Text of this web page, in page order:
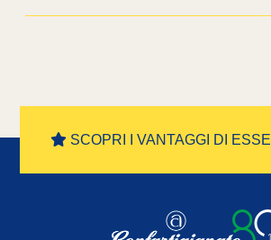
SCOPRI I VANTAGGI DI